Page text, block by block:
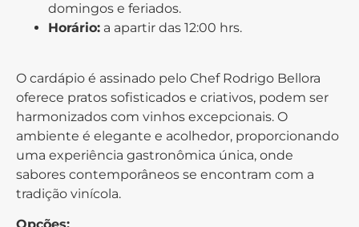
domingos e feriados.
Horário: a apartir das 12:00 hrs.
O cardápio é assinado pelo Chef Rodrigo Bellora
oferece pratos sofisticados e criativos, podem ser
harmonizados com vinhos excepcionais. O
ambiente é elegante e acolhedor, proporcionando
uma experiência gastronômica única, onde
sabores contemporâneos se encontram com a
tradição vinícola.